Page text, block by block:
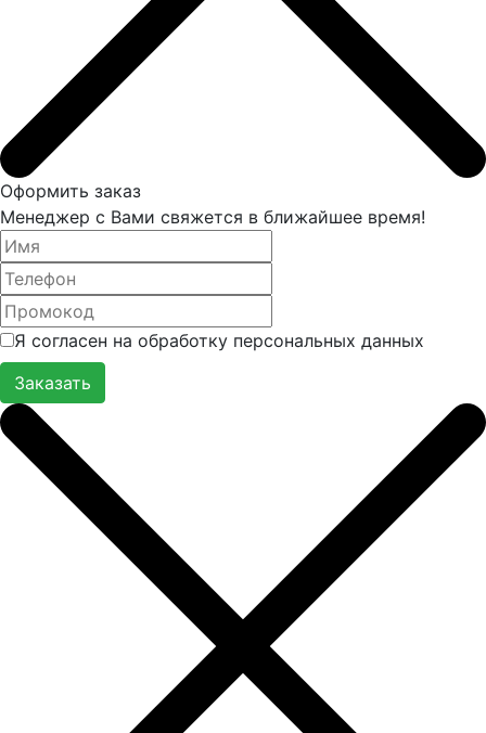
Оформить заказ
Менеджер с Вами свяжется в ближайшее время!
Я согласен на обработку персональных данных
Заказать